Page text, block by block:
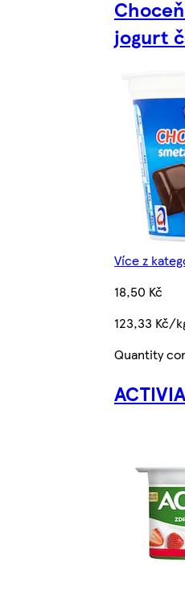
jogurt
Více z
18,50 Kč
123,33 Kč/
Quantity